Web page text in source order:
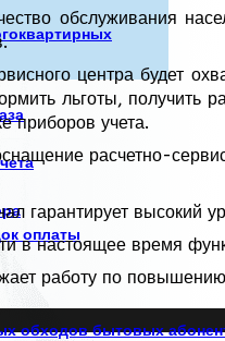
оплаты
обходов бытовых
обслуживания
центра будет
льготы, получить
приборов учета.
расчетно-
гарантирует высокий
в настоящее время
работу по